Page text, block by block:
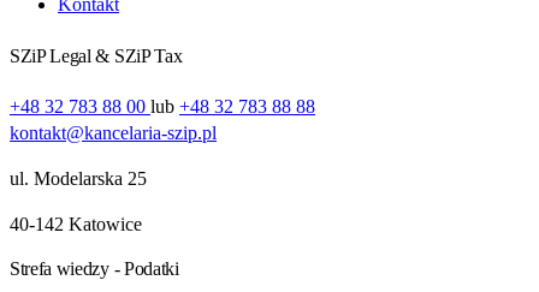
Kontakt
SZiP Legal & SZiP Tax
+48 32 783 88 00 lub +48 32 783 88 88
kontakt@kancelaria-szip.pl
ul. Modelarska 25
40‑142 Katowice
Strefa wiedzy - Podatki